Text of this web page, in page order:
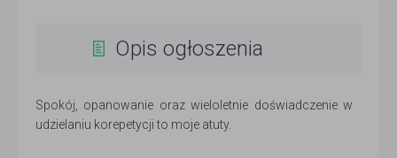
Opis ogłoszenia
Spokój, opanowanie oraz wieloletnie doświadczenie w
udzielaniu korepetycji to moje atuty.